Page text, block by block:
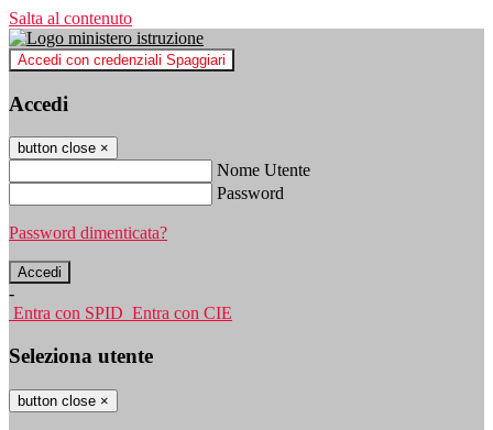
Salta al contenuto
Accedi con credenziali Spaggiari
Accedi
button close ×
Nome Utente
Password
Password dimenticata?
-
Entra con SPID Entra con CIE
Seleziona utente
button close ×